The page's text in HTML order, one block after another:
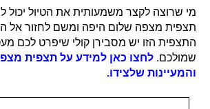
מי שרוצה לקצר משמעותית את הטיול יכול
תצפית מצפה שלום היפה ומשם לחזור אל
התצפית הזו יש מסבירן קולי שיפרט לכם
שמולכם. לחצו כאן למידע על תצפית
והמעיינות שלצידו.